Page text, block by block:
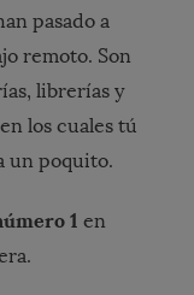
pasado a
remoto. Son
librerías y
los cuales tú
un poquito.
1 en